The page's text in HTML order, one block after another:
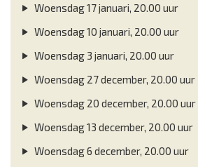
Woensdag 17 januari, 20.00 uur
Woensdag 10 januari, 20.00 uur
Woensdag 3 januari, 20.00 uur
Woensdag 27 december, 20.00 uur
Woensdag 20 december, 20.00 uur
Woensdag 13 december, 20.00 uur
Woensdag 6 december, 20.00 uur